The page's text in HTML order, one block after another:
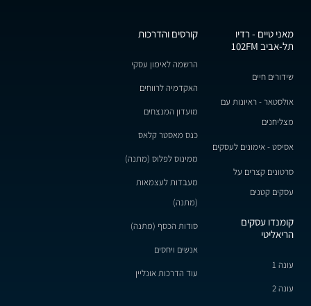
מאני טיים - רדיו
תל-אביב 102FM
שידורים חיים
אולסטאר - ראיונות עם
מצליחנים
אסיסט - אימונים לעסקים
סרטונים קצרים על
עסקים קטנים
קומנדו עסקים
הריאליטי
עונה 1
עונה 2
קורסים והדרכות
הרשמה לאימון עסקי
האקדמיה לרווחים
מועדון המנצחים
כנס מאסטר קלאס
ממינוס לפלוס (מתנה)
מעבדות לעצמאות
(מתנה)
סודות הכסף (מתנה)
אנשים ויחסים
עוד הדרכות אונליין